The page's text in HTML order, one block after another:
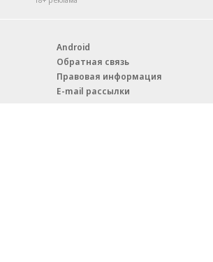
Android
Обратная связь
Правовая информация
E-mail рассылки